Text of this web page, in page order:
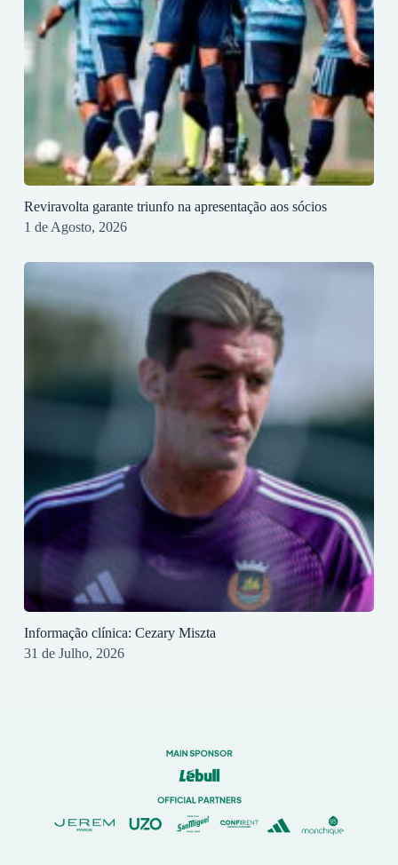
Reviravolta garante triunfo na apresentação aos sócios
1 de Agosto, 2026
Informação clínica: Cezary Miszta
31 de Julho, 2026